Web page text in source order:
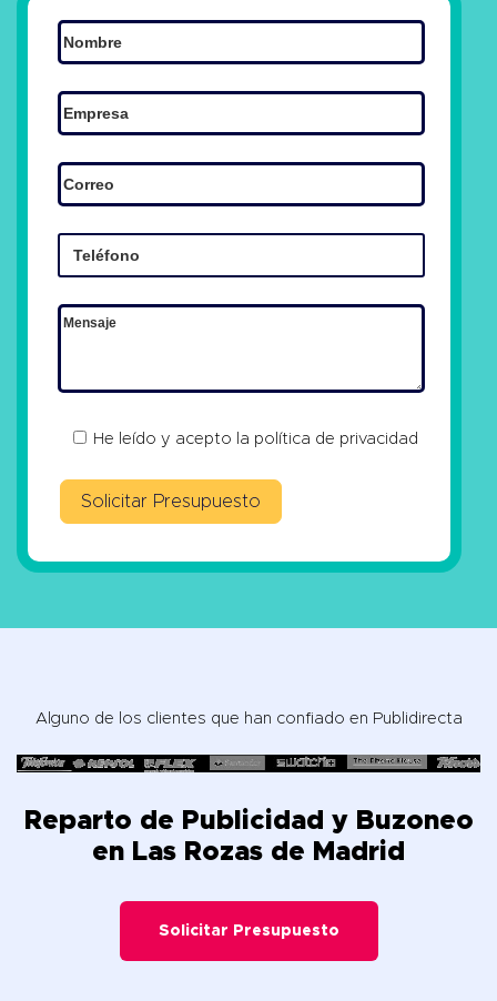
He leído y acepto la política de privacidad
Alguno de los clientes que han confiado en Publidirecta
Reparto de Publicidad y Buzoneo
en Las Rozas de Madrid
Solicitar Presupuesto